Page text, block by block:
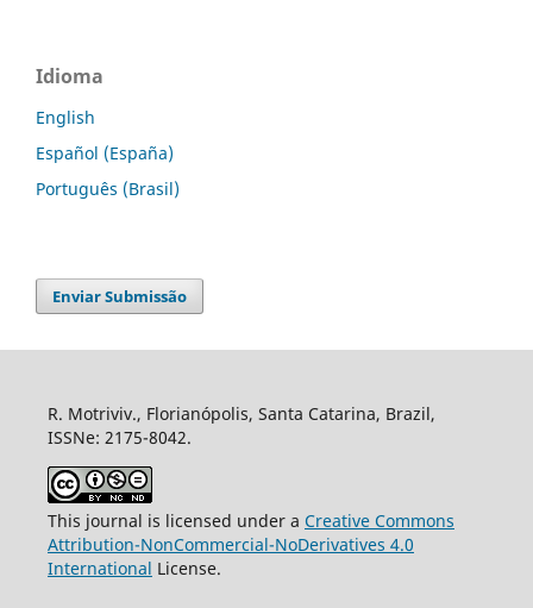
Idioma
English
Español (España)
Português (Brasil)
Enviar Submissão
R. Motriviv., Florianópolis, Santa Catarina, Brazil,
ISSNe: 2175-8042.
This journal is licensed under a Creative Commons
Attribution-NonCommercial-NoDerivatives 4.0
International License.